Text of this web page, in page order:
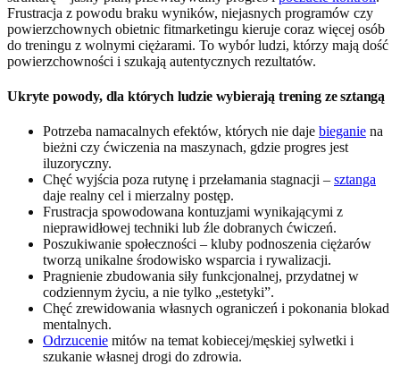
Frustracja z powodu braku wyników, niejasnych programów czy
powierzchownych obietnic fitmarketingu kieruje coraz więcej osób
do treningu z wolnymi ciężarami. To wybór ludzi, którzy mają dość
powierzchowności i szukają autentycznych rezultatów.
Ukryte powody, dla których ludzie wybierają trening ze sztangą
Potrzeba namacalnych efektów, których nie daje bieganie na
bieżni czy ćwiczenia na maszynach, gdzie progres jest
iluzoryczny.
Chęć wyjścia poza rutynę i przełamania stagnacji – sztanga
daje realny cel i mierzalny postęp.
Frustracja spowodowana kontuzjami wynikającymi z
nieprawidłowej techniki lub źle dobranych ćwiczeń.
Poszukiwanie społeczności – kluby podnoszenia ciężarów
tworzą unikalne środowisko wsparcia i rywalizacji.
Pragnienie zbudowania siły funkcjonalnej, przydatnej w
codziennym życiu, a nie tylko „estetyki”.
Chęć zrewidowania własnych ograniczeń i pokonania blokad
mentalnych.
Odrzucenie mitów na temat kobiecej/męskiej sylwetki i
szukanie własnej drogi do zdrowia.